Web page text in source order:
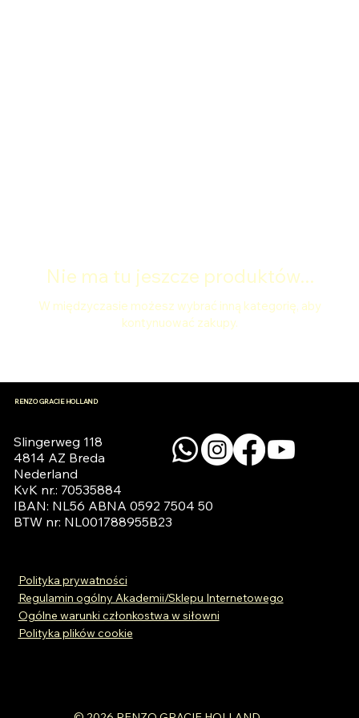
Nie ma tu jeszcze produktów...
W międzyczasie możesz wybrać inną kategorię, aby
kontynuować zakupy.
Polityka prywatności
Regulamin ogólny Akademii/Sklepu Internetowego
Ogólne warunki członkostwa w siłowni
Polityka plików cookie
RENZO GRACIE HOLLAND
Slingerweg 118
4814 AZ Breda
Nederland
KvK nr.: 70535884
IBAN: NL56 ABNA 0592 7504 50
BTW nr: NL001788955B23